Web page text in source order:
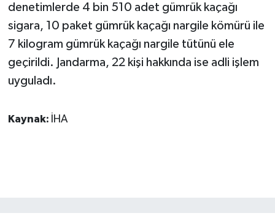
denetimlerde 4 bin 510 adet gümrük kaçağı
sigara, 10 paket gümrük kaçağı nargile kömürü ile
7 kilogram gümrük kaçağı nargile tütünü ele
geçirildi. Jandarma, 22 kişi hakkında ise adli işlem
uyguladı.
Kaynak: İHA
Jandarma
Kadın
KÜLTÜR SANAT